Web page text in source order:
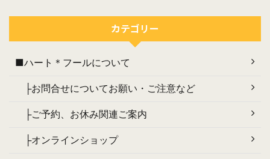
カテゴリー
■ハート＊フールについて
├お問合せについてお願い・ご注意など
├ご予約、お休み関連ご案内
├オンラインショップ